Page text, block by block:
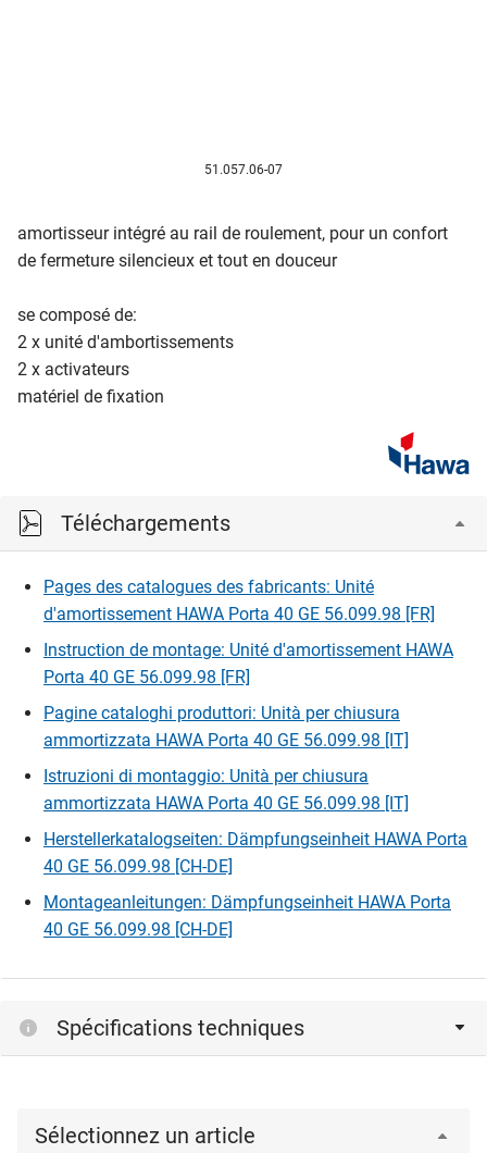
51.057.06-07
amortisseur intégré au rail de roulement, pour un confort
de fermeture silencieux et tout en douceur
se composé de:
2 x unité d'ambortissements
2 x activateurs
matériel de fixation
Téléchargements
Pages des catalogues des fabricants: Unité
d'amortissement HAWA Porta 40 GE 56.099.98 [FR]
Instruction de montage: Unité d'amortissement HAWA
Porta 40 GE 56.099.98 [FR]
Pagine cataloghi produttori: Unità per chiusura
ammortizzata HAWA Porta 40 GE 56.099.98 [IT]
Istruzioni di montaggio: Unità per chiusura
ammortizzata HAWA Porta 40 GE 56.099.98 [IT]
Herstellerkatalogseiten: Dämpfungseinheit HAWA Porta
40 GE 56.099.98 [CH-DE]
Montageanleitungen: Dämpfungseinheit HAWA Porta
40 GE 56.099.98 [CH-DE]
Spécifications techniques
Sélectionnez un article